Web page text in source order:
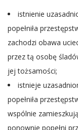
istnienie
popełniła
zachodzi obawa
przez tą osobę
jej tożsamości;
istnieje
popełniła
wspólnie
ponownie popełni